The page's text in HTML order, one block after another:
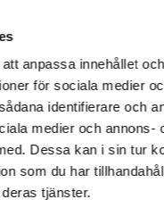
anpassa innehållet
för sociala medier
identifierare och
medier och annons-
Dessa kan i sin tur
som du har
tjänster.
kommer vi
att
kontakta
dig och
boka ett
möte.